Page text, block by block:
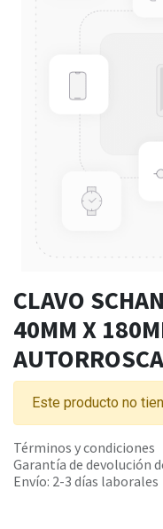
CLAVO
40MM X
Este producto no
Términos y condiciones
Garantía de devolución
Envío: 2-3 días laborales